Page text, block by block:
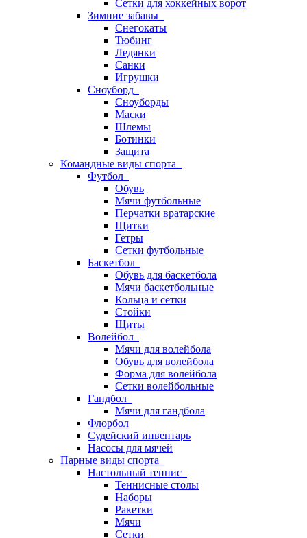
Сетки для хоккейных ворот
Зимние забавы
Снегокаты
Тюбинг
Ледянки
Санки
Игрушки
Сноуборд
Сноуборды
Маски
Шлемы
Ботинки
Защита
Командные виды спорта
Футбол
Обувь
Мячи футбольные
Перчатки вратарские
Щитки
Гетры
Сетки футбольные
Баскетбол
Обувь для баскетбола
Мячи баскетбольные
Кольца и сетки
Стойки
Щиты
Волейбол
Мячи для волейбола
Обувь для волейбола
Форма для волейбола
Сетки волейбольные
Гандбол
Мячи для гандбола
Флорбол
Судейский инвентарь
Насосы для мячей
Парные виды спорта
Настольный теннис
Теннисные столы
Наборы
Ракетки
Мячи
Сетки